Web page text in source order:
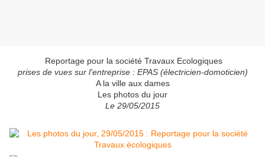
Reportage pour la société Travaux Ecologiques
prises de vues sur l'entreprise : EPAS (électricien-domoticien)
A la ville aux dames
Les photos du jour
Le 29/05/2015